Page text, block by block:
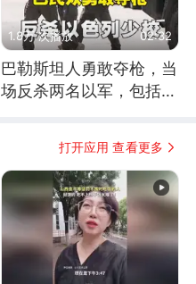
1.8万 次播放 02:32
巴勒斯坦人勇敢夺枪，当
场反杀两名以军，包括一
打开应用 查看更多